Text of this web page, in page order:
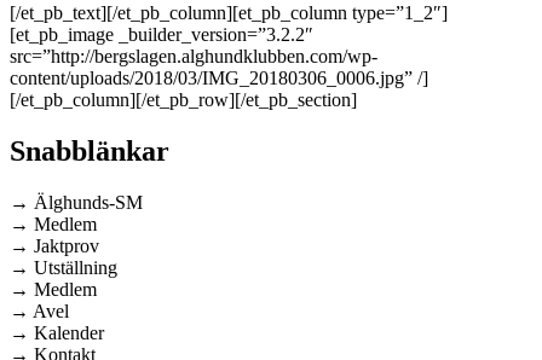
[/et_pb_text][/et_pb_column][et_pb_column type=”1_2″]
[et_pb_image _builder_version=”3.2.2″
src=”http://bergslagen.alghundklubben.com/wp-
content/uploads/2018/03/IMG_20180306_0006.jpg” /]
[/et_pb_column][/et_pb_row][/et_pb_section]
Snabblänkar
→ Älghunds-SM
→ Medlem
→ Jaktprov
→ Utställning
→ Medlem
→ Avel
→ Kalender
→ Kontakt